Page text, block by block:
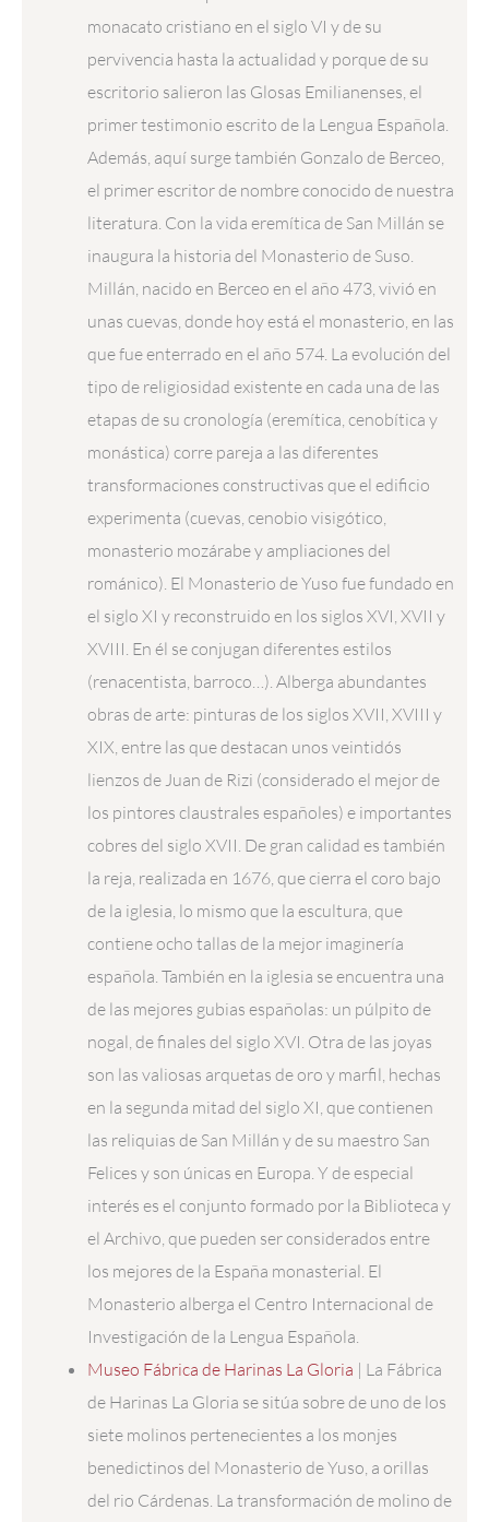
monacato cristiano en el siglo VI y de su
pervivencia hasta la actualidad y porque de su
escritorio salieron las Glosas Emilianenses, el
primer testimonio escrito de la Lengua Española.
Además, aquí surge también Gonzalo de Berceo,
el primer escritor de nombre conocido de nuestra
literatura. Con la vida eremítica de San Millán se
inaugura la historia del Monasterio de Suso.
Millán, nacido en Berceo en el año 473, vivió en
unas cuevas, donde hoy está el monasterio, en las
que fue enterrado en el año 574. La evolución del
tipo de religiosidad existente en cada una de las
etapas de su cronología (eremítica, cenobítica y
monástica) corre pareja a las diferentes
transformaciones constructivas que el edificio
experimenta (cuevas, cenobio visigótico,
monasterio mozárabe y ampliaciones del
románico). El Monasterio de Yuso fue fundado en
el siglo XI y reconstruido en los siglos XVI, XVII y
XVIII. En él se conjugan diferentes estilos
(renacentista, barroco…). Alberga abundantes
obras de arte: pinturas de los siglos XVII, XVIII y
XIX, entre las que destacan unos veintidós
lienzos de Juan de Rizi (considerado el mejor de
los pintores claustrales españoles) e importantes
cobres del siglo XVII. De gran calidad es también
la reja, realizada en 1676, que cierra el coro bajo
de la iglesia, lo mismo que la escultura, que
contiene ocho tallas de la mejor imaginería
española. También en la iglesia se encuentra una
de las mejores gubias españolas: un púlpito de
nogal, de finales del siglo XVI. Otra de las joyas
son las valiosas arquetas de oro y marfil, hechas
en la segunda mitad del siglo XI, que contienen
las reliquias de San Millán y de su maestro San
Felices y son únicas en Europa. Y de especial
interés es el conjunto formado por la Biblioteca y
el Archivo, que pueden ser considerados entre
los mejores de la España monasterial. El
Monasterio alberga el Centro Internacional de
Investigación de la Lengua Española.
Museo Fábrica de Harinas La Gloria | La Fábrica
de Harinas La Gloria se sitúa sobre de uno de los
siete molinos pertenecientes a los monjes
benedictinos del Monasterio de Yuso, a orillas
del rio Cárdenas. La transformación de molino de